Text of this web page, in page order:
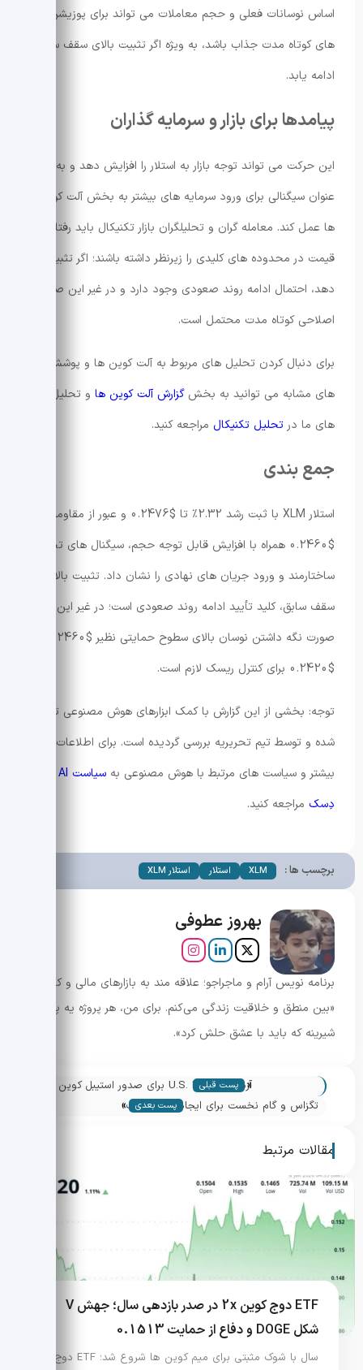
اساس نوسانات فعلی و حجم معاملات می تواند برای پوزیشن
های کوتاه مدت جذاب باشد، به ویژه اگر تثبیت بالای سقف سابق
ادامه یابد.
پیامدها برای بازار و سرمایه گذاران
این حرکت می تواند توجه بازار به استلار را افزایش دهد و به
عنوان سیگنالی برای ورود سرمایه های بیشتر به بخش آلت کوین
ها عمل کند. معامله گران و تحلیلگران بازار تکنیکال باید رفتار
قیمت در محدوده های کلیدی را زیرنظر داشته باشند؛ اگر تثبیت رخ
دهد، احتمال ادامه روند صعودی وجود دارد و در غیر این صورت
اصلاحی کوتاه مدت محتمل است.
برای دنبال کردن تحلیل های مربوط به آلت کوین ها و پوشش
های مشابه می توانید به بخش گزارش آلت کوین ها و تحلیل
های ما در تحلیل تکنیکال مراجعه کنید.
جمع بندی
استلار XLM با ثبت رشد 2.32٪ تا $0.2476 و عبور از مقاومت
$0.2460 همراه با افزایش قابل توجه حجم، سیگنال های تجمع
ساختارمند و ورود جریان های نهادی را نشان داد. تثبیت بالای
سقف سابق، کلید تأیید ادامه روند صعودی است؛ در غیر این
$0.2420 برای کنترل ریسک لازم است.
توجه: بخشی از این گزارش با کمک ابزارهای هوش مصنوعی تولید
شده و توسط تیم تحریریه بررسی گردیده است. برای اطلاعات
بیشتر و سیاست های مرتبط با هوش مصنوعی به
دِسک مراجعه کنید.
برچسب ها : XLM استلار استلار XLM
بهروز عطوفی
برنامه نویس آرام و ماجراجو؛ علاقه مند به بازارهای مالی و کریپتو.
«بین منطق و خلاقیت زندگی می‌کنم. برای من، هر پروژه یه پازل
شیرینه که باید با عشق حلش کرد».
« پست قبلی
آزمایش U.S. Bank برای صدور استیبل کوین
بانکی روی شبکه استلار
تگزاس و گام نخست برای ایجاد ذخیره بیت
پست بعدی »
مقالات مرتبط
ETF دوج کوین 2x در صدر بازدهی سال؛ جهش V
شکل DOGE و دفاع از حمایت 0.1513
سال با شوک مثبتی برای میم کوین ها شروع شد؛ ETF دوج